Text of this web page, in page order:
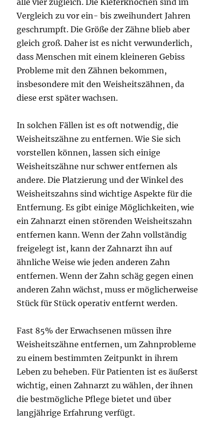
alle vier zugleich. Die Kieferknochen sind im
Vergleich zu vor ein- bis zweihundert Jahren
geschrumpft. Die Größe der Zähne blieb aber
gleich groß. Daher ist es nicht verwunderlich,
dass Menschen mit einem kleineren Gebiss
Probleme mit den Zähnen bekommen,
insbesondere mit den Weisheitszähnen, da
diese erst später wachsen.
In solchen Fällen ist es oft notwendig, die
Weisheitszähne zu entfernen. Wie Sie sich
vorstellen können, lassen sich einige
Weisheitszähne nur schwer entfernen als
andere. Die Platzierung und der Winkel des
Weisheitszahns sind wichtige Aspekte für die
Entfernung. Es gibt einige Möglichkeiten, wie
ein Zahnarzt einen störenden Weisheitszahn
entfernen kann. Wenn der Zahn vollständig
freigelegt ist, kann der Zahnarzt ihn auf
ähnliche Weise wie jeden anderen Zahn
entfernen. Wenn der Zahn schäg gegen einen
anderen Zahn wächst, muss er möglicherweise
Stück für Stück operativ entfernt werden.
Fast 85% der Erwachsenen müssen ihre
Weisheitszähne entfernen, um Zahnprobleme
zu einem bestimmten Zeitpunkt in ihrem
Leben zu beheben. Für Patienten ist es äußerst
wichtig, einen Zahnarzt zu wählen, der ihnen
die bestmögliche Pflege bietet und über
langjährige Erfahrung verfügt.